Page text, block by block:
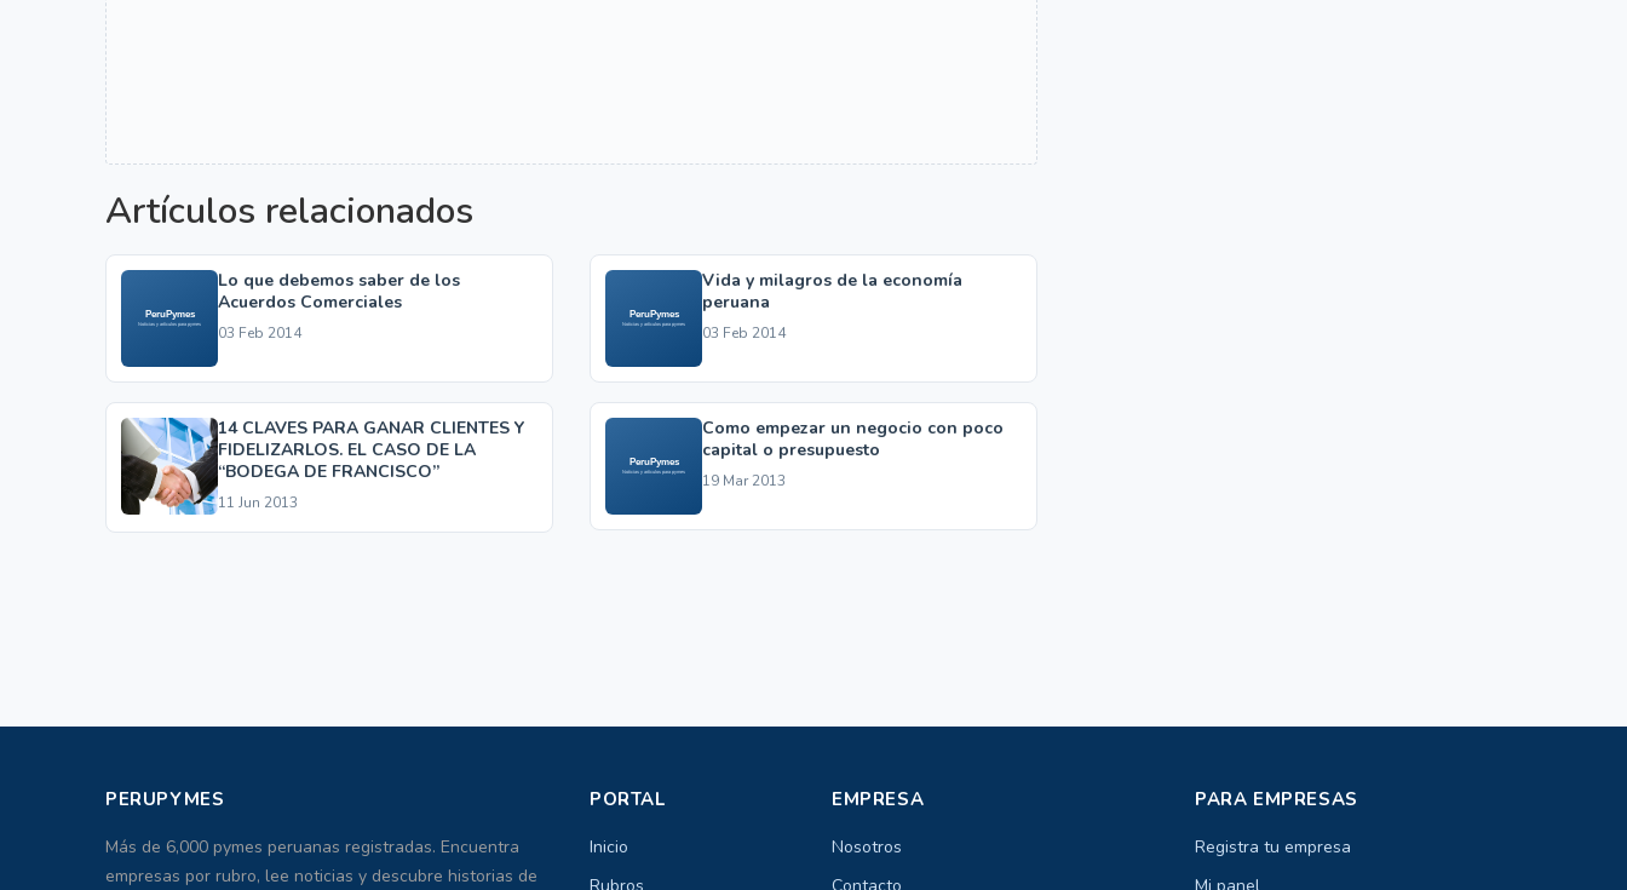
Artículos relacionados
Lo que debemos saber de los
Acuerdos Comerciales
03 Feb 2014
Vida y milagros de la economía
peruana
03 Feb 2014
14 CLAVES PARA GANAR CLIENTES Y
FIDELIZARLOS. EL CASO DE LA
“BODEGA DE FRANCISCO”
11 Jun 2013
Como empezar un negocio con poco
capital o presupuesto
19 Mar 2013
PERUPYMES
Más de 6,000 pymes peruanas registradas. Encuentra
empresas por rubro, lee noticias y descubre historias de
PORTAL
Inicio
EMPRESA
Nosotros
PARA EMPRESAS
Registra tu empresa